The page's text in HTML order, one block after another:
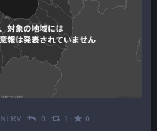
NERV · 0 · 1 · 0